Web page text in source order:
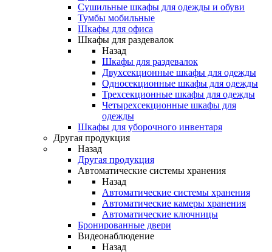
Сушильные шкафы для одежды и обуви
Тумбы мобильные
Шкафы для офиса
Шкафы для раздевалок
Назад
Шкафы для раздевалок
Двухсекционные шкафы для одежды
Односекционные шкафы для одежды
Трехсекционные шкафы для одежды
Четырехсекционные шкафы для
одежды
Шкафы для уборочного инвентаря
Другая продукция
Назад
Другая продукция
Автоматические системы хранения
Назад
Автоматические системы хранения
Автоматические камеры хранения
Автоматические ключницы
Бронированные двери
Видеонаблюдение
Назад